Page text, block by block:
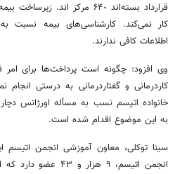
قرارداد بسته‌اند ۶۴٠ مرکز
اند. زیرساخت
کار نمی‌کند. کارشناسی‌های بیمه نسبت
اطلاعات کافی ندارند.
وی افزود: چگونه است پرداخت‌ها برای امر
کاردرمانی و گفتاردرمانی به درستی
خانواده اتیسم نسب به مسأله اورژانس
به این موضوع اقدام شده است.
سینا توکلی، معاون آموزشی انجمن اتیسم
انجمن اتیسم